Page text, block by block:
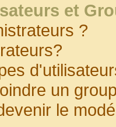
et
?
un
le